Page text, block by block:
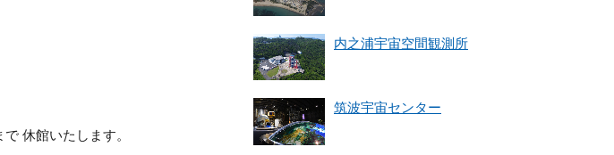
休館いたします。
内之浦宇宙空間観測所
筑波宇宙センター